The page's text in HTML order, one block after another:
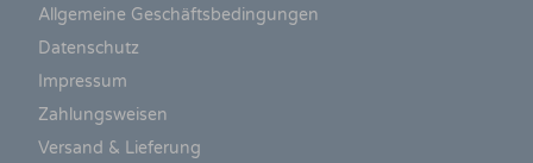
Allgemeine Geschäftsbedingungen
Datenschutz
Impressum
Zahlungsweisen
Versand & Lieferung